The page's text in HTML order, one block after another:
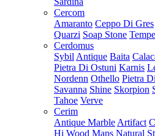
Cercom
Amaranto Ceppo Di Gres
Quarzi Soap Stone
Cerdomus
Sybil Antique Baita
Pietra Di Ostuni Karnis
Nordenn Othello Pietra
Savanna Shine Skorpion
Tahoe Verve
Cerim
Antique Marble Artifact
Hi Wood Maps Natural